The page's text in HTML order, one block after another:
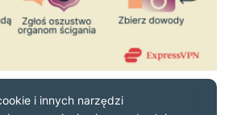
swoje karty bankowe